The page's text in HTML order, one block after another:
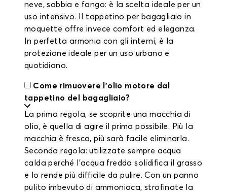
neve, sabbia e fango: è la scelta ideale per un
uso intensivo. Il tappetino per bagagliaio in
moquette offre invece comfort ed eleganza.
In perfetta armonia con gli interni, è la
protezione ideale per un uso urbano e
quotidiano.
Come rimuovere l'olio motore dal
tappetino del bagagliaio?
La prima regola, se scoprite una macchia di
olio, è quella di agire il prima possibile. Più la
macchia è fresca, più sarà facile eliminarla.
Seconda regola: utilizzate sempre acqua
calda perché l'acqua fredda solidifica il grasso
e lo rende più difficile da pulire. Con un panno
pulito imbevuto di ammoniaca, strofinate la